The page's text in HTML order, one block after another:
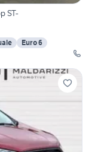
ST-
Euro 6